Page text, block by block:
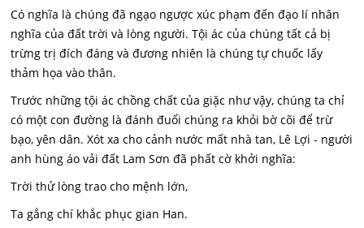
Có nghĩa là chúng đã ngạo ngược xúc phạm đến đạo lí nhân
nghĩa của đất trời và lòng người. Tội ác của chúng tất cả bị
trừng trị đích đáng và đương nhiên là chúng tự chuốc lấy
thảm họa vào thân.
Trước những tội ác chồng chất của giặc như vậy, chúng ta chỉ
có một con đường là đánh đuổi chúng ra khỏi bờ cõi để trừ
bạo, yên dân. Xót xa cho cảnh nước mất nhà tan, Lê Lợi - người
anh hùng áo vải đất Lam Sơn đã phất cờ khởi nghĩa:
Trời thử lòng trao cho mệnh lớn,
Ta gắng chí khắc phục gian Han.